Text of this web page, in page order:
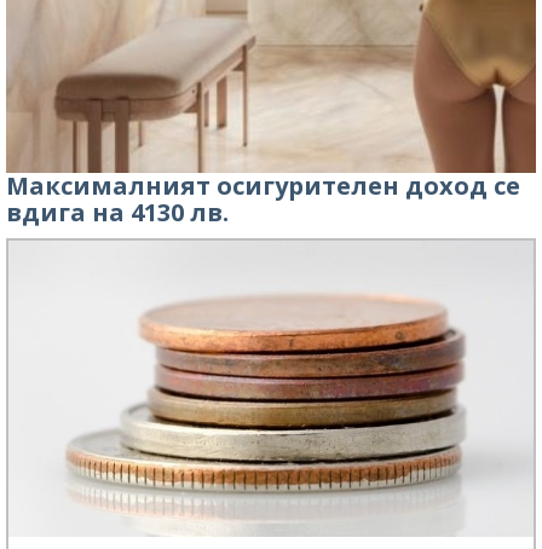
Максималният осигурителен доход се
вдига на 4130 лв.